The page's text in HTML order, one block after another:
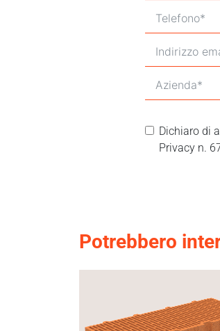
Dichiaro di
Privacy n.
Potrebbero